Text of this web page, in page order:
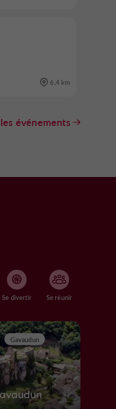
6,4 km
événements
Se divertir Se réunir
Gavaudun